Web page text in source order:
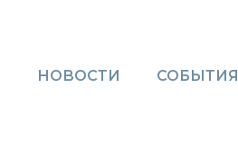
НОВОСТИ СОБЫТИЯ